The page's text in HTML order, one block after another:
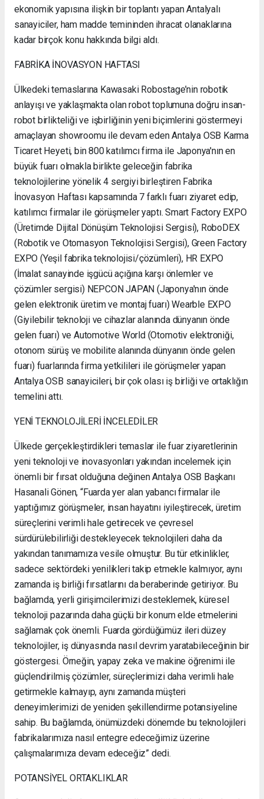
ekonomik yapısına ilişkin bir toplantı yapan Antalyalı
sanayiciler, ham madde temininden ihracat olanaklarına
kadar birçok konu hakkında bilgi aldı.
FABRİKA İNOVASYON HAFTASI
Ülkedeki temaslarına Kawasaki Robostage’nin robotik
anlayışı ve yaklaşmakta olan robot toplumuna doğru insan-
robot birlikteliği ve işbirliğinin yeni biçimlerini göstermeyi
amaçlayan showroomu ile devam eden Antalya OSB Karma
Ticaret Heyeti, bin 800 katılımcı firma ile Japonya'nın en
büyük fuarı olmakla birlikte geleceğin fabrika
teknolojilerine yönelik 4 sergiyi birleştiren Fabrika
İnovasyon Haftası kapsamında 7 farklı fuarı ziyaret edip,
katılımcı firmalar ile görüşmeler yaptı. Smart Factory EXPO
(Üretimde Dijital Dönüşüm Teknolojisi Sergisi), RoboDEX
(Robotik ve Otomasyon Teknolojisi Sergisi), Green Factory
EXPO (Yeşil fabrika teknolojisi/çözümleri), HR EXPO
(İmalat sanayinde işgücü açığına karşı önlemler ve
çözümler sergisi) NEPCON JAPAN (Japonya'nın önde
gelen elektronik üretim ve montaj fuarı) Wearble EXPO
(Giyilebilir teknoloji ve cihazlar alanında dünyanın önde
gelen fuarı) ve Automotive World (Otomotiv elektroniği,
otonom sürüş ve mobilite alanında dünyanın önde gelen
fuarı) fuarlarında firma yetkilileri ile görüşmeler yapan
Antalya OSB sanayicileri, bir çok olası iş birliği ve ortaklığın
temelini attı.
YENİ TEKNOLOJİLERİ İNCELEDİLER
Ülkede gerçekleştirdikleri temaslar ile fuar ziyaretlerinin
yeni teknoloji ve inovasyonları yakından incelemek için
önemli bir fırsat olduğuna değinen Antalya OSB Başkanı
Hasanali Gönen, “Fuarda yer alan yabancı firmalar ile
yaptığımız görüşmeler, insan hayatını iyileştirecek, üretim
süreçlerini verimli hale getirecek ve çevresel
sürdürülebilirliği destekleyecek teknolojileri daha da
yakından tanımamıza vesile olmuştur. Bu tür etkinlikler,
sadece sektördeki yenilikleri takip etmekle kalmıyor, aynı
zamanda iş birliği fırsatlarını da beraberinde getiriyor. Bu
bağlamda, yerli girişimcilerimizi desteklemek, küresel
teknoloji pazarında daha güçlü bir konum elde etmelerini
sağlamak çok önemli. Fuarda gördüğümüz ileri düzey
teknolojiler, iş dünyasında nasıl devrim yaratabileceğinin bir
göstergesi. Örneğin, yapay zeka ve makine öğrenimi ile
güçlendirilmiş çözümler, süreçlerimizi daha verimli hale
getirmekle kalmayıp, aynı zamanda müşteri
deneyimlerimizi de yeniden şekillendirme potansiyeline
sahip. Bu bağlamda, önümüzdeki dönemde bu teknolojileri
fabrikalarımıza nasıl entegre edeceğimiz üzerine
çalışmalarımıza devam edeceğiz” dedi.
POTANSİYEL ORTAKLIKLAR